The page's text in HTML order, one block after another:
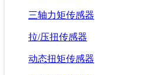
三轴力矩传感器
拉/压扭传感器
动态扭矩传感器